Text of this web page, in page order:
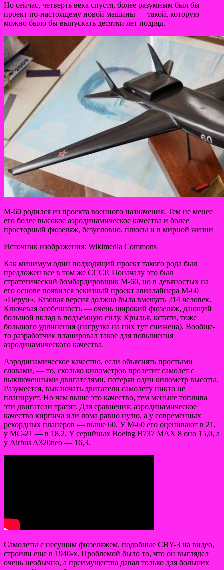
Но сейчас, четверть века спустя, более разумным был бы
проект по-настоящему новой машины — такой, которую
можно было бы выпускать десятки лет подряд.
М-60 родился из проекта военного назначения. Тем не менее
его более высокое аэродинамическое качества и более
просторный фюзеляж, безусловно, плюсы и в мирной жизни
Источник изображения: Wikimedia Commons
Как минимум один подходящий проект такого рода был
предложен все в том же СССР. Поначалу это был
стратегический бомбардировщик М-60, но в девяностых на
его основе появился эскизный проект авиалайнера М-60
«Перун». Базовая версия должна была вмещать 214 человек.
Ключевая особенность — очень широкий фюзеляж, дающий
большой вклад в подъемную силу. Крылья, кстати, тоже
большого удлинения (нагрузка на них тут снижена). Вообще-
то разработчик планировал такое для повышения
аэродинамического качества.
Аэродинамическое качество, если объяснять простыми
словами, — то, сколько километров пролетит самолет с
выключенными двигателями, потеряв один километр высоты.
Разумеется, выключать двигатели самолету никто не
планирует. Но чем выше это качество, тем меньше топлива
эти двигатели тратят. Для сравнения: аэродинамическое
качество кирпича или лома равно нулю, а у современных
рекордных планеров — выше 60. У М-60 его оценивают в 21,
у МС-21 — в 18,2. У серийных Boeing B737 MAX 8 оно 15,0, а
у Airbus A320neo — 16,3.
Самолеты с несущим фюзеляжем. подобные CBY-3 на видео,
строили еще в 1940-х. Проблемой было то, что он выглядел
очень необычно, а преимущества давал только для больших